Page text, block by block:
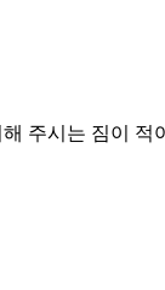
주시는 짐이 적